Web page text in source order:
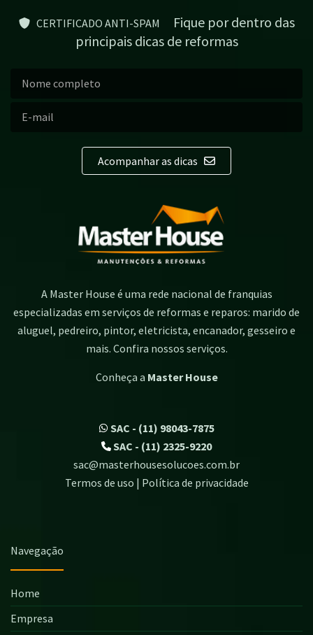
CERTIFICADO ANTI-SPAM
Fique por dentro das
principais dicas de reformas
Acompanhar as dicas
A Master House é uma rede nacional de franquias
especializadas em serviços de reformas e reparos: marido de
aluguel, pedreiro, pintor, eletricista, encanador, gesseiro e
mais. Confira nossos serviços.
Conheça a Master House
SAC - (11) 98043-7875
SAC - (11) 2325-9220
sac@masterhousesolucoes.com.br
Termos de uso | Política de privacidade
Navegação
Home
Empresa